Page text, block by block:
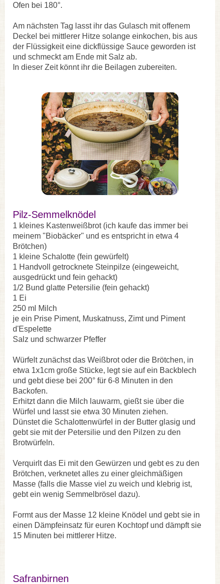
Ofen bei 180°.
Am nächsten Tag lasst ihr das Gulasch mit offenem
Deckel bei mittlerer Hitze solange einkochen, bis aus
der Flüssigkeit eine dickflüssige Sauce geworden ist
und schmeckt am Ende mit Salz ab.
In dieser Zeit könnt ihr die Beilagen zubereiten.
Pilz-Semmelknödel
1 kleines Kastenweißbrot (ich kaufe das immer bei
meinem "Biobäcker" und es entspricht in etwa 4
Brötchen)
1 kleine Schalotte (fein gewürfelt)
1 Handvoll getrocknete Steinpilze (eingeweicht,
ausgedrückt und fein gehackt)
1/2 Bund glatte Petersilie (fein gehackt)
1 Ei
250 ml Milch
je ein Prise Piment, Muskatnuss, Zimt und Piment
d'Espelette
Salz und schwarzer Pfeffer
Würfelt zunächst das Weißbrot oder die Brötchen, in
etwa 1x1cm große Stücke, legt sie auf ein Backblech
und gebt diese bei 200° für 6-8 Minuten in den
Backofen.
Erhitzt dann die Milch lauwarm, gießt sie über die
Würfel und lasst sie etwa 30 Minuten ziehen.
Dünstet die Schalottenwürfel in der Butter glasig und
gebt sie mit der Petersilie und den Pilzen zu den
Brotwürfeln.
Verquirlt das Ei mit den Gewürzen und gebt es zu den
Brötchen, verknetet alles zu einer gleichmäßigen
Masse (falls die Masse viel zu weich und klebrig ist,
gebt ein wenig Semmelbrösel dazu).
Formt aus der Masse 12 kleine Knödel und gebt sie in
einen Dämpfeinsatz für euren Kochtopf und dämpft sie
15 Minuten bei mittlerer Hitze.
Safranbirnen